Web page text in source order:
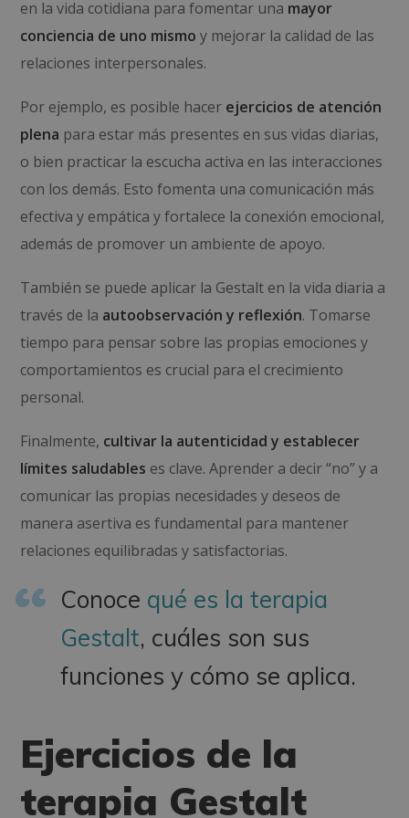
en la vida cotidiana para fomentar una mayor
conciencia de uno mismo y mejorar la calidad de las
relaciones interpersonales.
Por ejemplo, es posible hacer ejercicios de atención
plena para estar más presentes en sus vidas diarias,
o bien practicar la escucha activa en las interacciones
con los demás. Esto fomenta una comunicación más
efectiva y empática y fortalece la conexión emocional,
además de promover un ambiente de apoyo.
También se puede aplicar la Gestalt en la vida diaria a
través de la autoobservación y reflexión. Tomarse
tiempo para pensar sobre las propias emociones y
comportamientos es crucial para el crecimiento
personal.
Finalmente, cultivar la autenticidad y establecer
límites saludables es clave. Aprender a decir “no” y a
comunicar las propias necesidades y deseos de
manera asertiva es fundamental para mantener
relaciones equilibradas y satisfactorias.
Conoce qué es la terapia
Gestalt, cuáles son sus
funciones y cómo se aplica.
Ejercicios de la
terapia Gestalt